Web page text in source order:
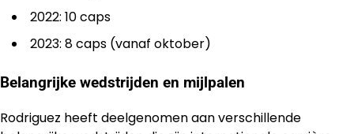
2022: 10 caps
2023: 8 caps (vanaf oktober)
Belangrijke wedstrijden en mijlpalen
Rodriguez heeft deelgenomen aan verschillende